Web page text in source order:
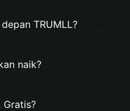
TRUMLL?
naik?
Gratis?